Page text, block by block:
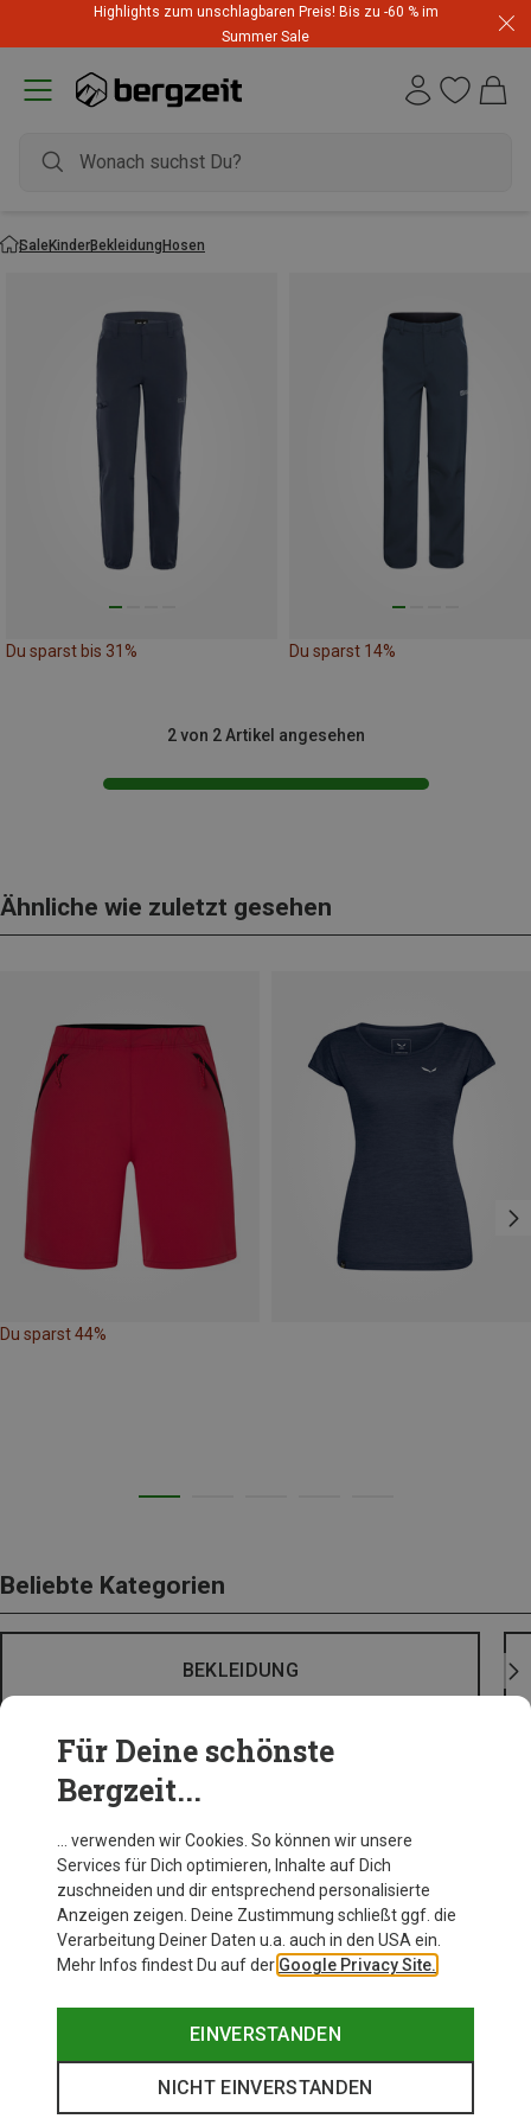
Highlights zum unschlagbaren Preis! Bis zu -60 % im
Summer Sale
SaleKinderBekleidungHosen
Du sparst bis 31% Du sparst 14%
2 von 2 Artikel angesehen
Ähnliche wie zuletzt gesehen
Du sparst 44%
Beliebte Kategorien
BEKLEIDUNG
Für Deine schönste
Bergzeit...
… verwenden wir Cookies. So können wir unsere
Services für Dich optimieren, Inhalte auf Dich
zuschneiden und dir entsprechend personalisierte
Anzeigen zeigen. Deine Zustimmung schließt ggf. die
Verarbeitung Deiner Daten u.a. auch in den USA ein.
Mehr Infos findest Du auf der Google Privacy Site.
EINVERSTANDEN
NICHT EINVERSTANDEN